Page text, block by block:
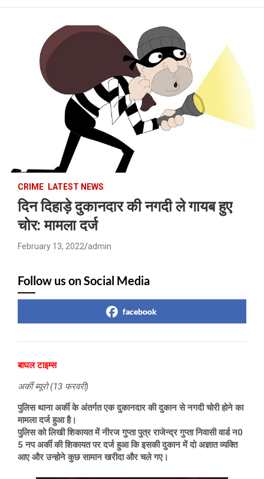
CRIME LATEST NEWS
दिन दिहाड़े दुकानदार की नगदी ले गायब हुए
चोर: मामला दर्ज
February 13, 2022 admin
Follow us on Social Media
facebook
बाघल टाइम्स
अर्की ब्यूरो (13 फरवरी)
पुलिस थाना अर्की के अंतर्गत एक दुकानदार की दुकान से नगदी चोरी होने का
मामला दर्ज हुआ है।
पुलिस को लिखी शिकायत में नीरज गुप्ता पुत्र राजेन्द्र गुप्ता निवासी वार्ड न0
5 नप अर्की की शिकायत पर दर्ज हुआ कि इसकी दुकान में दो अज्ञात व्यक्ति
आए और उन्होने कुछ सामान खरीदा और चले गए।